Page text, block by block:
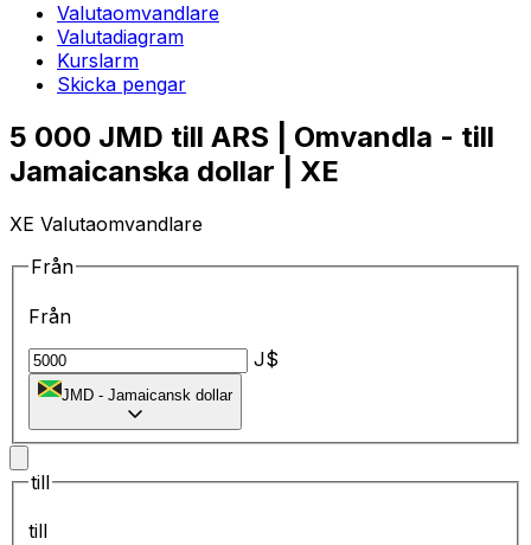
Valutaomvandlare
Valutadiagram
Kurslarm
Skicka pengar
5 000 JMD till ARS | Omvandla - till
Jamaicanska dollar | XE
XE Valutaomvandlare
Från
Från
J$
JMD - Jamaicansk dollar
till
till